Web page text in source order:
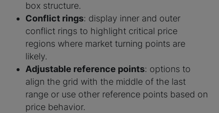
box structure.
Conflict rings: display inner and outer
conflict rings to highlight critical price
regions where market turning points are
likely.
Adjustable reference points: options to
align the grid with the middle of the last
range or use other reference points based on
price behavior.